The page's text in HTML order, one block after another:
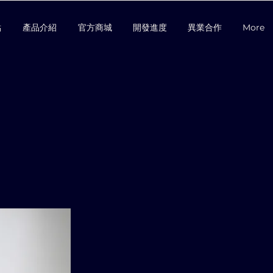
產品介紹 官方商城 開發進度 異業合作 More